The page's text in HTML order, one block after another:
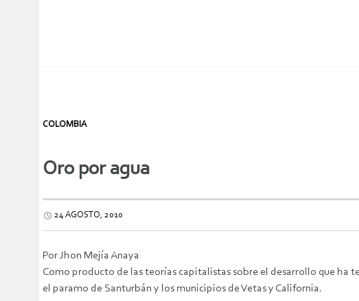
COLOMBIA
Oro por agua
24 AGOSTO, 2010
Por Jhon Mejía Anaya
Como producto de las teorías capitalistas sobre el desarrollo que ha
el paramo de Santurbán y los municipios de Vetas y California.